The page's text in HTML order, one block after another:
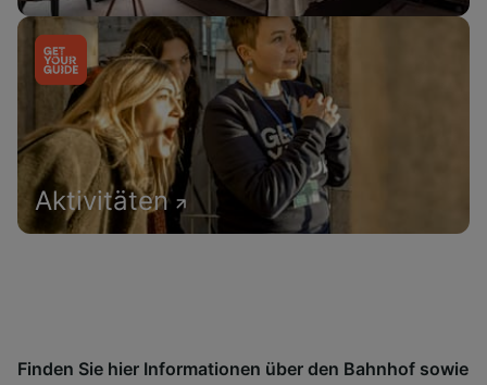
Aktivitäten
Finden Sie hier Informationen über den Bahnhof sowie